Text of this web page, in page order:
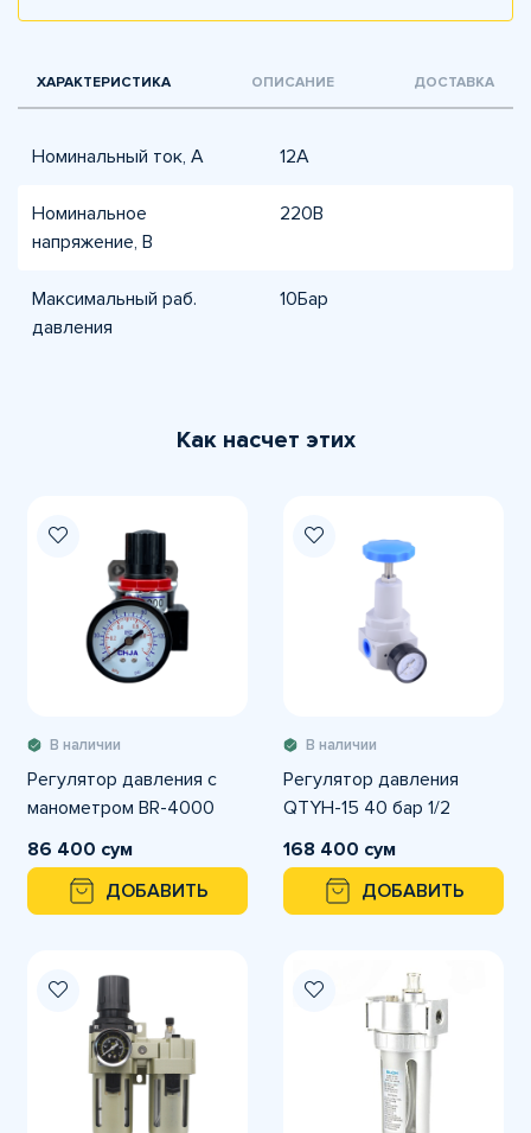
ХАРАКТЕРИСТИКА ОПИСАНИЕ ДОСТАВКА
Номинальный ток, А 12А
Номинальное
напряжение, В
220В
Максимальный раб.
давления
10Бар
Как насчет этих
В наличии
Регулятор давления с
манометром BR-4000
86 400 сум
ДОБАВИТЬ
В наличии
Регулятор давления
QTYH-15 40 бар 1/2
168 400 сум
ДОБАВИТЬ